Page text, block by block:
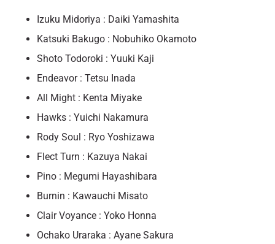
Izuku Midoriya : Daiki Yamashita
Katsuki Bakugo : Nobuhiko Okamoto
Shoto Todoroki : Yuuki Kaji
Endeavor : Tetsu Inada
All Might : Kenta Miyake
Hawks : Yuichi Nakamura
Rody Soul : Ryo Yoshizawa
Flect Turn : Kazuya Nakai
Pino : Megumi Hayashibara
Burnin : Kawauchi Misato
Clair Voyance : Yoko Honna
Ochako Uraraka : Ayane Sakura